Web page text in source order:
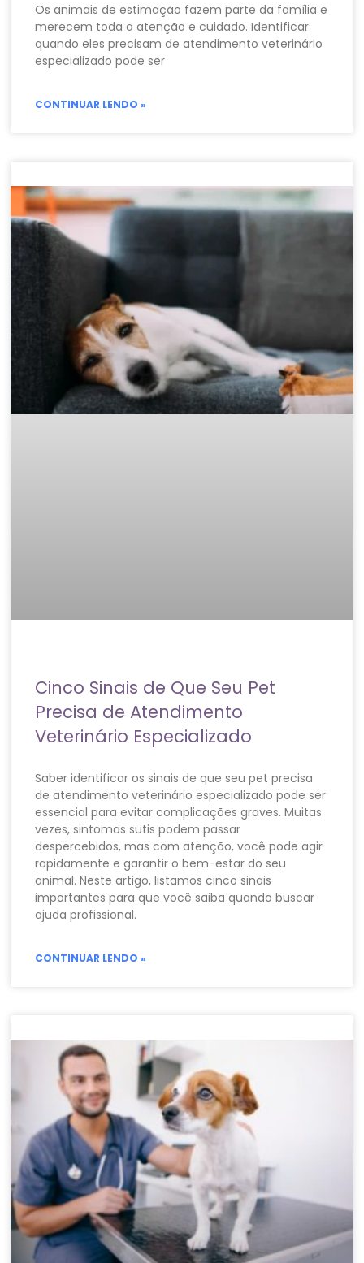
Os animais de estimação fazem parte da família e
merecem toda a atenção e cuidado. Identificar
quando eles precisam de atendimento veterinário
especializado pode ser
CONTINUAR LENDO »
Cinco Sinais de Que Seu Pet
Precisa de Atendimento
Veterinário Especializado
Saber identificar os sinais de que seu pet precisa
de atendimento veterinário especializado pode ser
essencial para evitar complicações graves. Muitas
vezes, sintomas sutis podem passar
despercebidos, mas com atenção, você pode agir
rapidamente e garantir o bem-estar do seu
animal. Neste artigo, listamos cinco sinais
importantes para que você saiba quando buscar
ajuda profissional.
CONTINUAR LENDO »